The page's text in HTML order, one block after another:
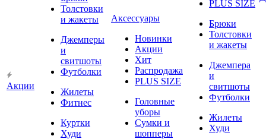
Акции
Толстовки
и жакеты
Джемперы
и
свитшоты
Футболки
Жилеты
Фитнес
Куртки
Худи
Аксессуары
Новинки
Акции
Хит
Распродажа
PLUS SIZE
Головные
уборы
Сумки и
шопперы
PLUS SIZE
Брюки
Толстовки
и жакеты
Джемпера
и
свитшоты
Футболки
Жилеты
Худи